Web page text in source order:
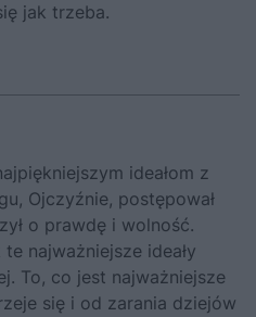
jak trzeba.
ideałom z
Ojczyźnie, postępował
o prawdę i wolność.
najważniejsze ideały
To, co jest najważniejsze
się i od zarania dziejów